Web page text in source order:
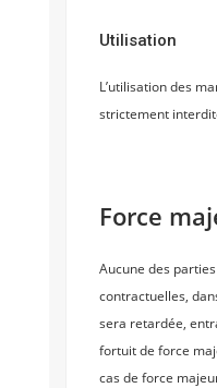
Utilisation
L’utilisation des
strictement
Force
Aucune des
contractuelles,
sera retardée,
fortuit de force
cas de force